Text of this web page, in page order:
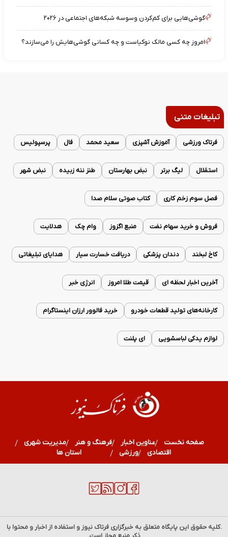
گوشی‌هایی برای کم‌کردن وسوسه شبکه‌های اجتماعی در ۲۰۲۶
امروز چه کسی مالک نوکیاست و چه کسانی گوشی‌هایش را می‌سازند؟
تبلیغات متنی
فرتاک ورزشی آموزش آشپزی سعید محمد فال پرسپولیس
استقلال لیگ برتر نبض بهارستان طنز ننه زبیده نبض شهر
فصل سوم زخم کاری کتاب صوتی سلام صدا
فروش و خرید سهام نفت منبع اگزوز وام چک هدلایت
کاخ لبخند دندان پزشکی دریافت خسارت سیار هدایای تبلیغاتی
آخرین اخبار لحظه ای قیمت طلا امروز انرژی خبر
کارخانه‌های تولید قطعات خودرو خرید فالوور ارزان اینستاگرام
لوازم یدکی لباسشویی ای پلنت
صفحه نخست عناوین اخبار فرهنگ و هنر
مدیریت شهری
اقتصادی
ورزشی سلامت استان ها
.کلیه حقوق این پایگاه متعلق به خبرگزاریفرتاک نیوز و استفاده از اخبار و محتوا با